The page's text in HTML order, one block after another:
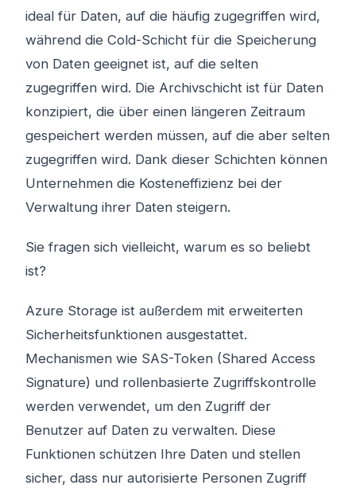
ideal für Daten, auf die häufig zugegriffen wird,
während die Cold-Schicht für die Speicherung
von Daten geeignet ist, auf die selten
zugegriffen wird. Die Archivschicht ist für Daten
konzipiert, die über einen längeren Zeitraum
gespeichert werden müssen, auf die aber selten
zugegriffen wird. Dank dieser Schichten können
Unternehmen die Kosteneffizienz bei der
Verwaltung ihrer Daten steigern.
Sie fragen sich vielleicht, warum es so beliebt
ist?
Azure Storage ist außerdem mit erweiterten
Sicherheitsfunktionen ausgestattet.
Mechanismen wie SAS-Token (Shared Access
Signature) und rollenbasierte Zugriffskontrolle
werden verwendet, um den Zugriff der
Benutzer auf Daten zu verwalten. Diese
Funktionen schützen Ihre Daten und stellen
sicher, dass nur autorisierte Personen Zugriff